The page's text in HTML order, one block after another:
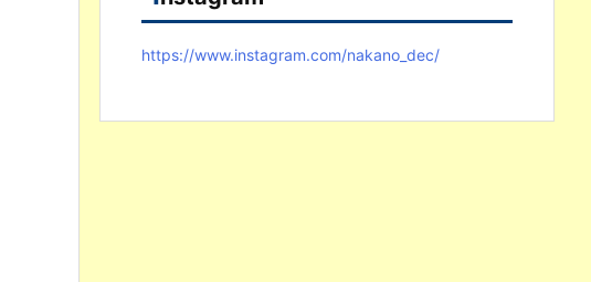
https://www.instagram.com/nakano_dec/